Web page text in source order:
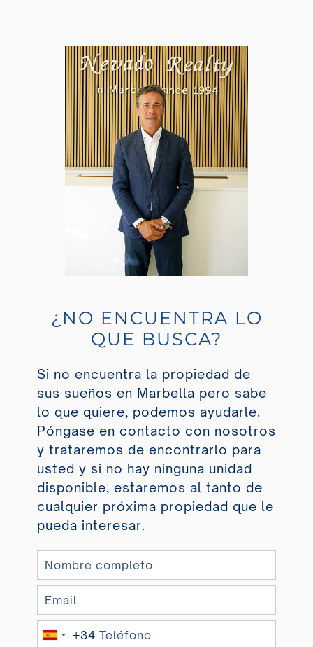
¿NO ENCUENTRA LO
QUE BUSCA?
Si no encuentra la propiedad de
sus sueños en Marbella pero sabe
lo que quiere, podemos ayudarle.
Póngase en contacto con nosotros
y trataremos de encontrarlo para
usted y si no hay ninguna unidad
disponible, estaremos al tanto de
cualquier próxima propiedad que le
pueda interesar.
S
+34